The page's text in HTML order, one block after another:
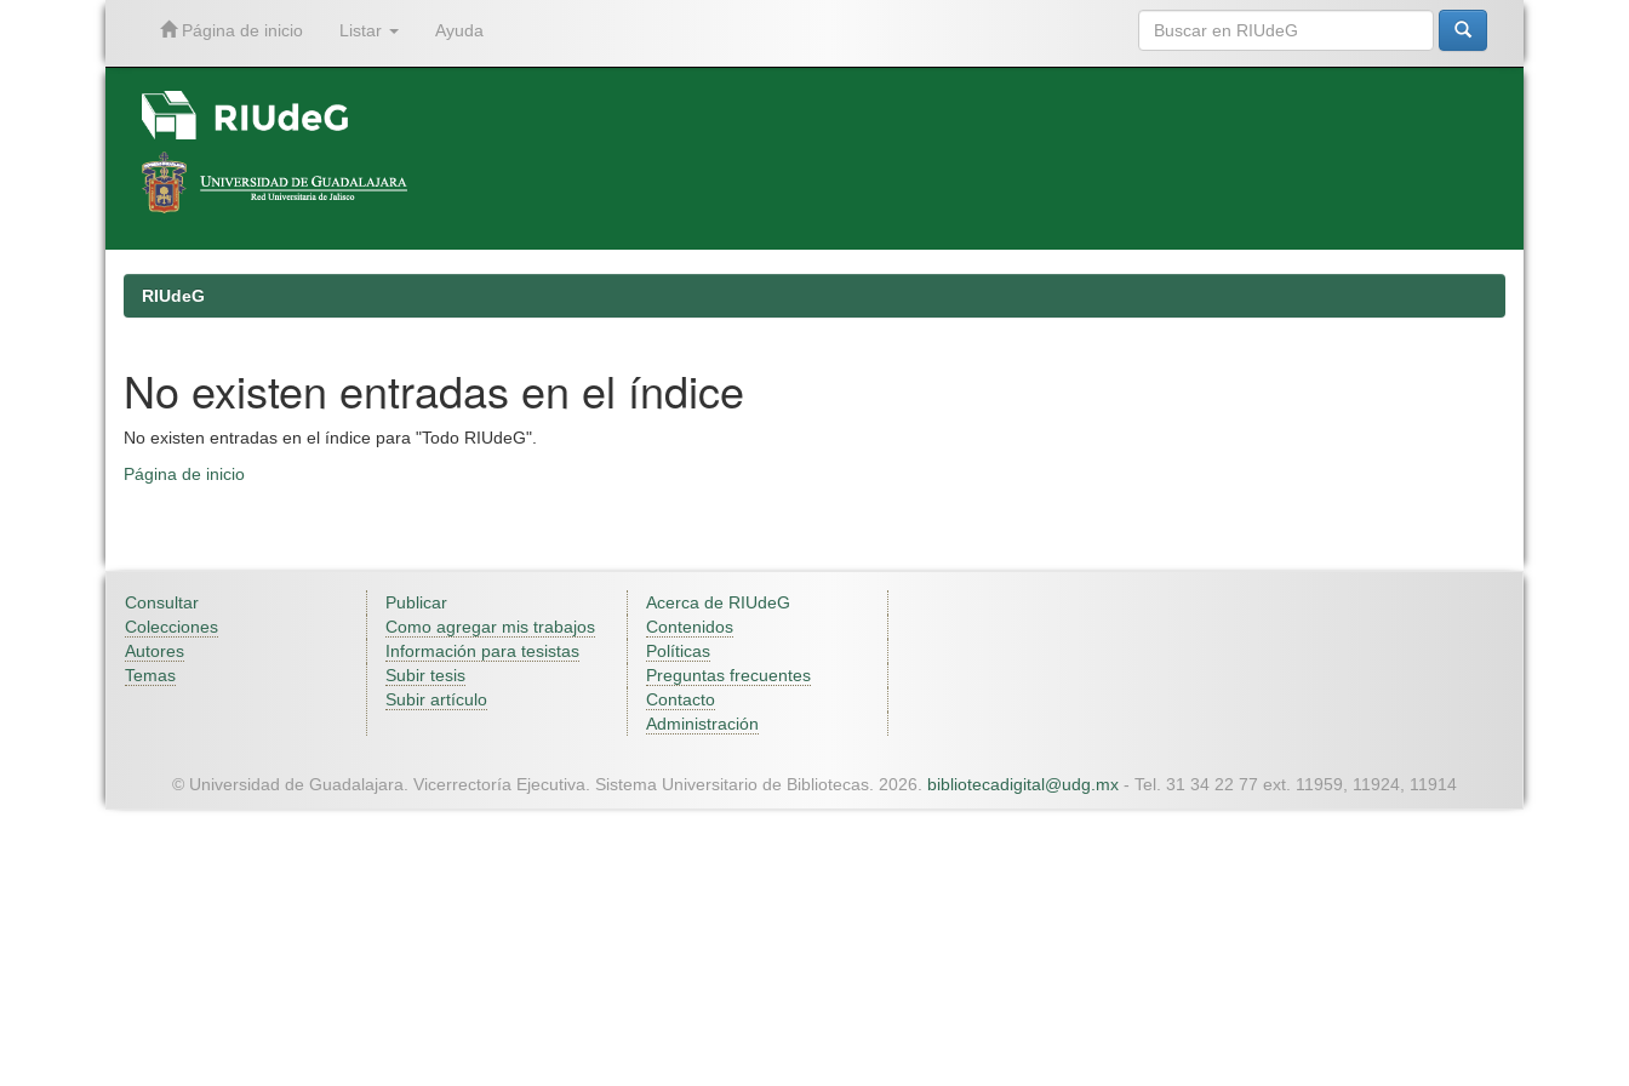
Página de inicio Listar Ayuda
RIUdeG
No existen entradas en el índice
No existen entradas en el índice para "Todo RIUdeG".
Página de inicio
Consultar
Colecciones
Autores
Temas
Publicar
Como agregar mis trabajos
Información para tesistas
Subir tesis
Subir artículo
Acerca de RIUdeG
Contenidos
Políticas
Preguntas frecuentes
Contacto
Administración
© Universidad de Guadalajara. Vicerrectoría Ejecutiva. Sistema Universitario de Bibliotecas. 2026. bibliotecadigital@udg.mx - Tel. 31 34 22 77 ext. 11959, 11924, 11914